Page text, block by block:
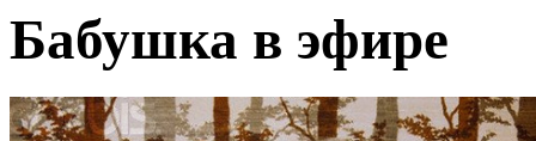
Бабушка в эфире